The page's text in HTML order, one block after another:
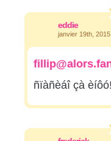
eddie
janvier 19th,
ñïàñèáî çà